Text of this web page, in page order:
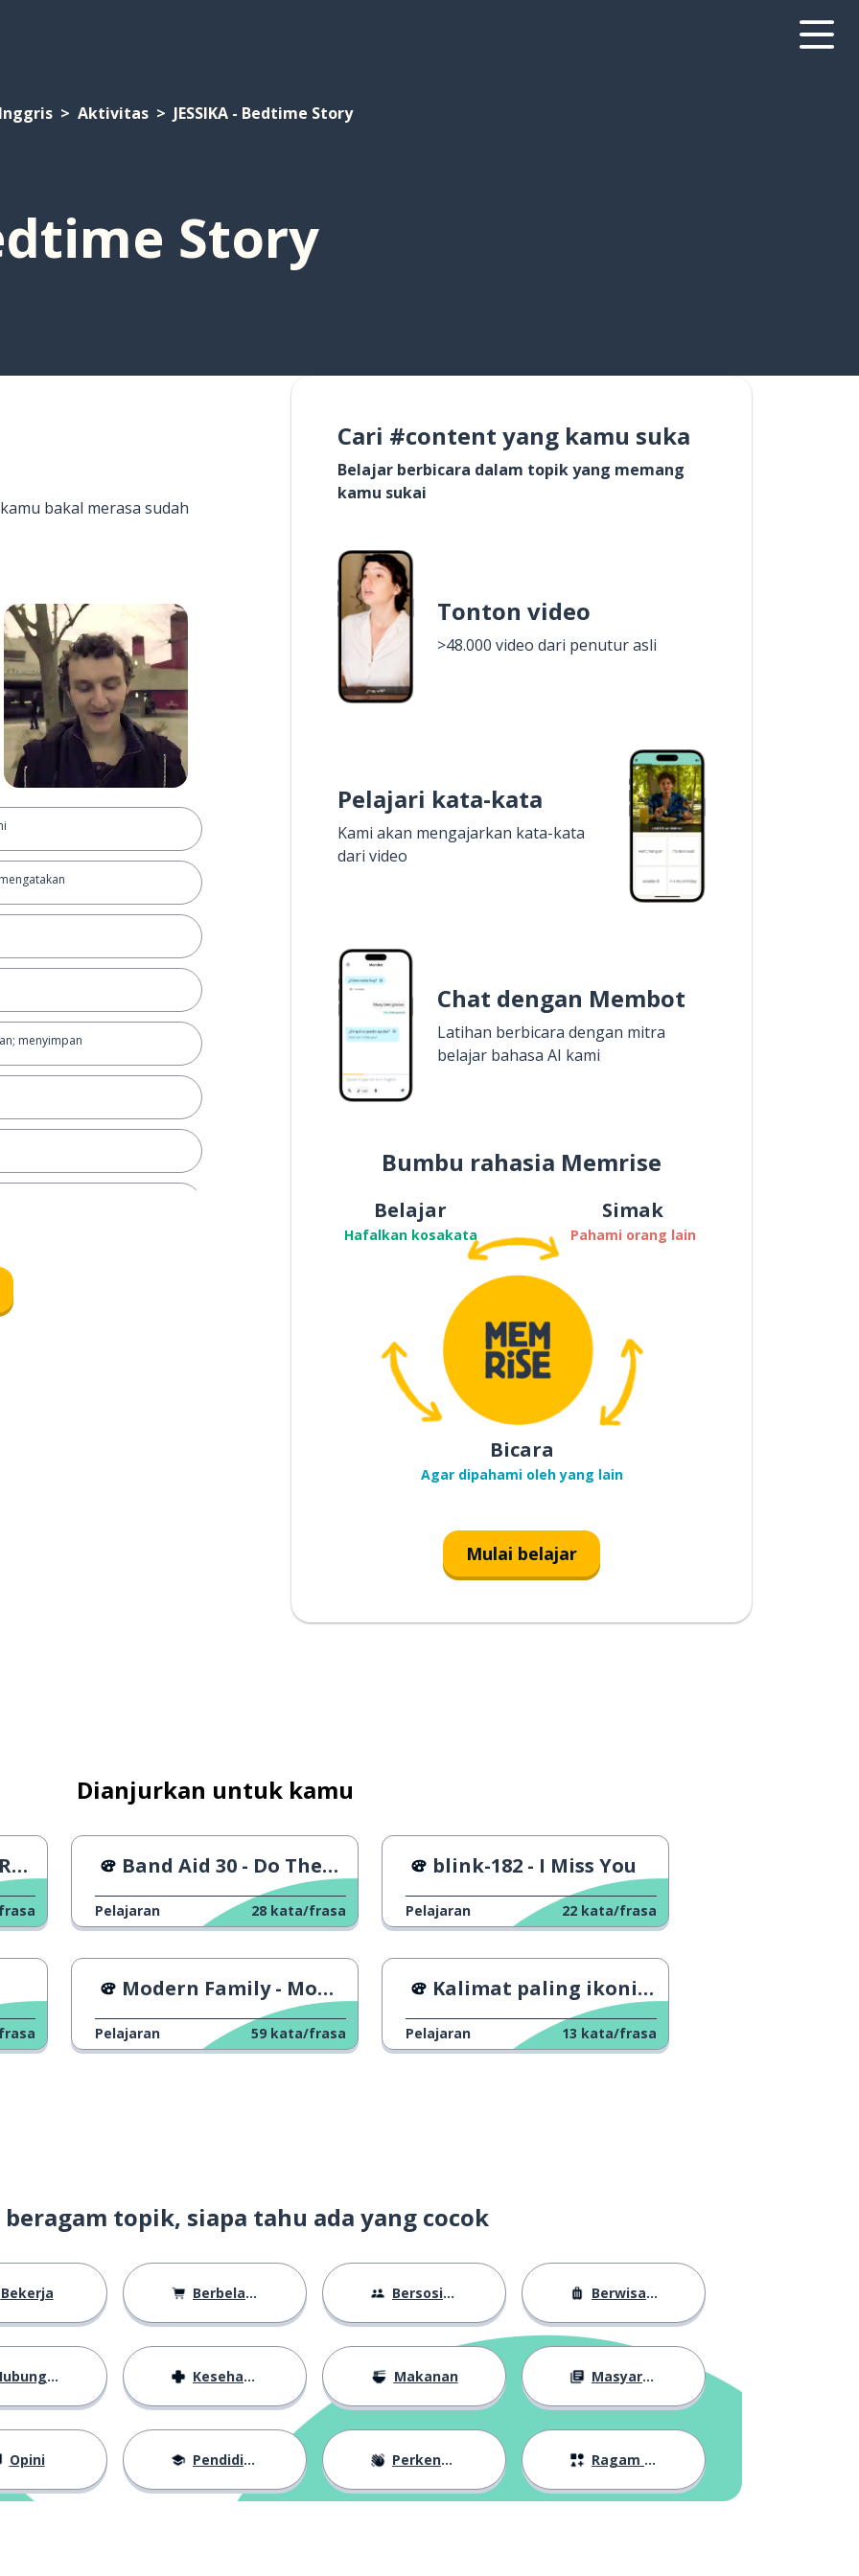
Aktivitas JESSIKA - Bedtime Story
Story
bakal merasa sudah
menyimpan
Cari #content yang kamu suka
Belajar berbicara dalam topik yang memang
kamu sukai
Tonton video
>48.000 video dari penutur asli
Pelajari kata-kata
Kami akan mengajarkan kata-kata
dari video
Chat dengan Membot
Latihan berbicara dengan mitra
belajar bahasa AI kami
Bumbu rahasia Memrise
Belajar
Hafalkan kosakata
Simak
Pahami orang lain
Bicara
Agar dipahami oleh yang lain
Mulai belajar
Dianjurkan untuk kamu
Band Aid 30 - Do They Know It’s Christmas?
Pelajaran 28 kata/frasa
blink-182 - I Miss You
Pelajaran 22 kata/frasa
Modern Family - Momen-Momen Terlucu #2
Pelajaran 59 kata/frasa
Kalimat paling ikonik dari Star Wars
Pelajaran 13 kata/frasa
topik, siapa tahu ada yang cocok
Bekerja Berbelanja Bersosialisasi Berwisata
Kesehatan Makanan Masyarakat
Opini Pendidikan Perkenalan Ragam Topik